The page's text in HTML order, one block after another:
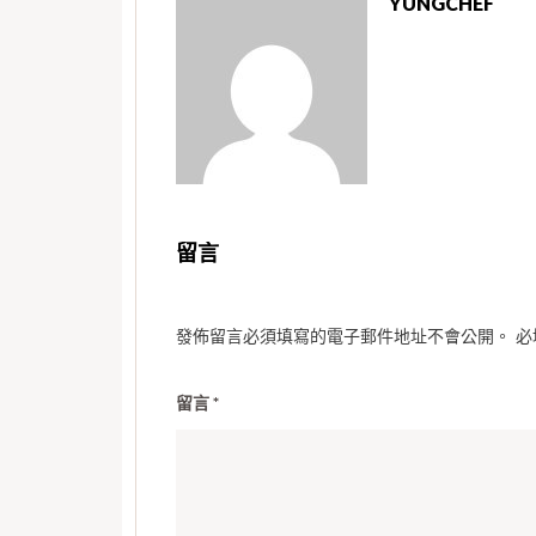
留言
發佈留言必須填寫的電子郵件地址不會公開。 必
留言*